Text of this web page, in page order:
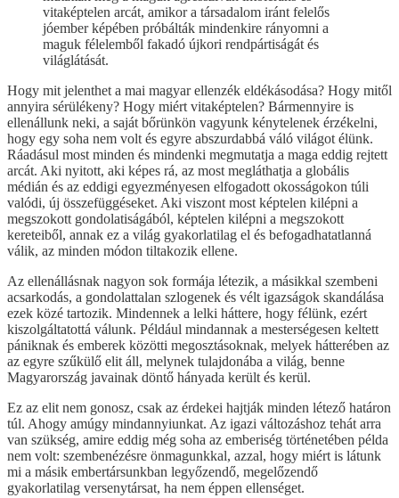
vitaképtelen arcát, amikor a társadalom iránt felelős
jóember képében próbálták mindenkire rányomni a
maguk félelemből fakadó újkori rendpártiságát és
világlátását.
Hogy mit jelenthet a mai magyar ellenzék eldékásodása? Hogy mitől
annyira sérülékeny? Hogy miért vitaképtelen? Bármennyire is
ellenállunk neki, a saját bőrünkön vagyunk kénytelenek érzékelni,
hogy egy soha nem volt és egyre abszurdabbá váló világot élünk.
Ráadásul most minden és mindenki megmutatja a maga eddig rejtett
arcát. Aki nyitott, aki képes rá, az most megláthatja a globális
médián és az eddigi egyezményesen elfogadott okosságokon túli
valódi, új összefüggéseket. Aki viszont most képtelen kilépni a
megszokott gondolatiságából, képtelen kilépni a megszokott
kereteiből, annak ez a világ gyakorlatilag el és befogadhatatlanná
válik, az minden módon tiltakozik ellene.
Az ellenállásnak nagyon sok formája létezik, a másikkal szembeni
acsarkodás, a gondolattalan szlogenek és vélt igazságok skandálása
ezek közé tartozik. Mindennek a lelki háttere, hogy félünk, ezért
kiszolgáltatottá válunk. Például mindannak a mesterségesen keltett
pániknak és emberek közötti megosztásoknak, melyek hátterében az
az egyre szűkülő elit áll, melynek tulajdonába a világ, benne
Magyarország javainak döntő hányada került és kerül.
Ez az elit nem gonosz, csak az érdekei hajtják minden létező határon
túl. Ahogy amúgy mindannyiunkat. Az igazi változáshoz tehát arra
van szükség, amire eddig még soha az emberiség történetében példa
nem volt: szembenézésre önmagunkkal, azzal, hogy miért is látunk
mi a másik embertársunkban legyőzendő, megelőzendő
gyakorlatilag versenytársat, ha nem éppen ellenséget.